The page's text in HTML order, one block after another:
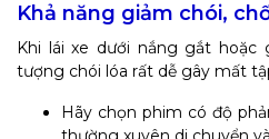
Khả năng giảm chói,
Khi lái xe dưới nắng gắt hoặc
tượng chói lóa rất dễ gây mất
Hãy chọn phim có độ